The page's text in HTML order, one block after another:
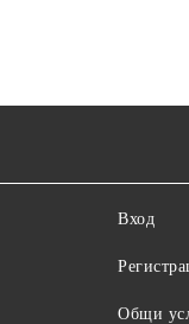
Вход
Общи